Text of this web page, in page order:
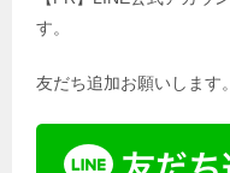
す。
友だち追加お願いします。